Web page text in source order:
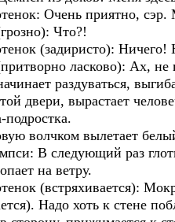
Очень приятно,
Что?!
(задиристо):
ласково): Ах, не
раздуваться,
двери, вырастает
подростка.
волчком вылетает
В следующий раз
на ветру.
(встряхивается):
Надо хоть к стене